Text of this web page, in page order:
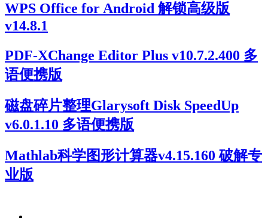
WPS Office for Android 解锁高级版
v14.8.1
PDF-XChange Editor Plus v10.7.2.400 多
语便携版
磁盘碎片整理Glarysoft Disk SpeedUp
v6.0.1.10 多语便携版
Mathlab科学图形计算器v4.15.160 破解专
业版